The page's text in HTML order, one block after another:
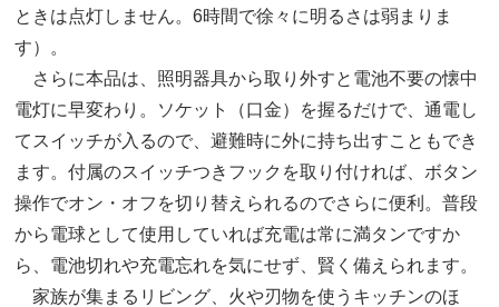
ときは点灯しません。6時間で徐々に明るさは弱まりま
す）。
さらに本品は、照明器具から取り外すと電池不要の懐中
電灯に早変わり。ソケット（口金）を握るだけで、通電し
てスイッチが入るので、避難時に外に持ち出すこともでき
ます。付属のスイッチつきフックを取り付ければ、ボタン
操作でオン・オフを切り替えられるのでさらに便利。普段
から電球として使用していれば充電は常に満タンですか
ら、電池切れや充電忘れを気にせず、賢く備えられます。
家族が集まるリビング、火や刃物を使うキッチンのほ